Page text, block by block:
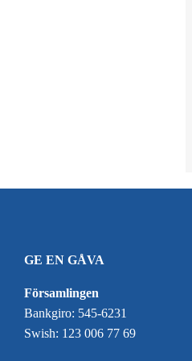
GE EN GÅVA
Församlingen
Bankgiro: 545-6231
Swish: 123 006 77 69